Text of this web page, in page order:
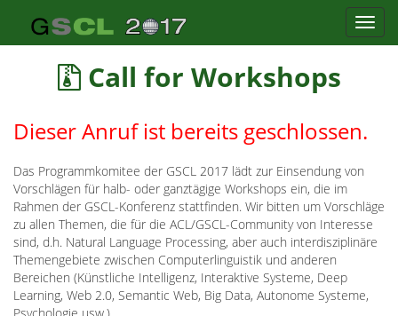
Call for Workshops
Dieser Anruf ist bereits geschlossen.
Das Programmkomitee der GSCL 2017 lädt zur Einsendung von
Vorschlägen für halb- oder ganztägige Workshops ein, die im
Rahmen der GSCL-Konferenz stattfinden. Wir bitten um Vorschläge
zu allen Themen, die für die ACL/GSCL-Community von Interesse
sind, d.h. Natural Language Processing, aber auch interdisziplinäre
Themengebiete zwischen Computerlinguistik und anderen
Bereichen (Künstliche Intelligenz, Interaktive Systeme, Deep
Learning, Web 2.0, Semantic Web, Big Data, Autonome Systeme,